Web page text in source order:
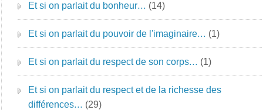
Et si on parlait du bonheur… (14)
Et si on parlait du pouvoir de l'imaginaire… (1)
Et si on parlait du respect de son corps… (1)
Et si on parlait du respect et de la richesse des
différences… (29)